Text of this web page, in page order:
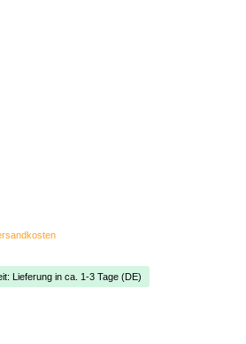
Lieferung in ca. 1-3 Tage (DE)